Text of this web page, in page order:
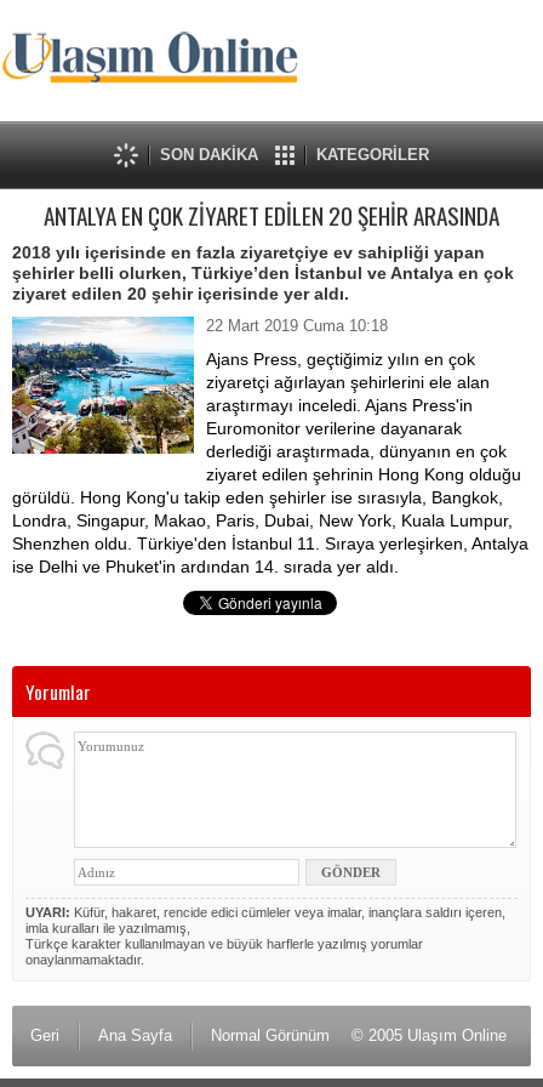
SON DAKİKA KATEGORİLER
ANTALYA EN ÇOK ZİYARET EDİLEN 20 ŞEHİR ARASINDA
2018 yılı içerisinde en fazla ziyaretçiye ev sahipliği yapan
şehirler belli olurken, Türkiye’den İstanbul ve Antalya en çok
ziyaret edilen 20 şehir içerisinde yer aldı.
22 Mart 2019 Cuma 10:18
Ajans Press, geçtiğimiz yılın en çok
ziyaretçi ağırlayan şehirlerini ele alan
araştırmayı inceledi. Ajans Press'in
Euromonitor verilerine dayanarak
derlediği araştırmada, dünyanın en çok
ziyaret edilen şehrinin Hong Kong olduğu
görüldü. Hong Kong'u takip eden şehirler ise sırasıyla, Bangkok,
Londra, Singapur, Makao, Paris, Dubai, New York, Kuala Lumpur,
Shenzhen oldu. Türkiye'den İstanbul 11. Sıraya yerleşirken, Antalya
ise Delhi ve Phuket'in ardından 14. sırada yer aldı.
Yorumlar
UYARI: Küfür, hakaret, rencide edici cümleler veya imalar, inançlara saldırı içeren,
imla kuralları ile yazılmamış,
Türkçe karakter kullanılmayan ve büyük harflerle yazılmış yorumlar
onaylanmamaktadır.
Geri Ana Sayfa Normal Görünüm © 2005 Ulaşım Online